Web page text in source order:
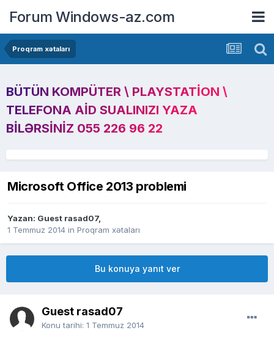
Forum Windows-az.com
Proqram xətaları
BÜTÜN KOMPÜTER \ PLAYSTATION \
TELEFONA AID SUALINIZI YAZA
BILƏRSINIZ 055 226 96 22
Microsoft Office 2013 problemi
Yazan: Guest rasad07,
1 Temmuz 2014 in Proqram xətaları
Bu konuya yanıt ver
Guest rasad07
Konu tarihi: 1 Temmuz 2014